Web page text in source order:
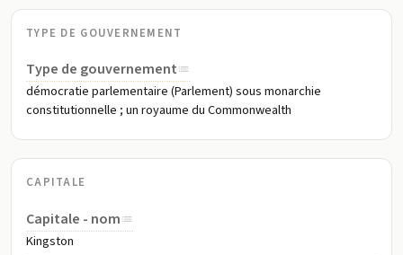
TYPE DE GOUVERNEMENT
Type de gouvernement
démocratie parlementaire (Parlement) sous monarchie
constitutionnelle ; un royaume du Commonwealth
CAPITALE
Capitale - nom
Kingston